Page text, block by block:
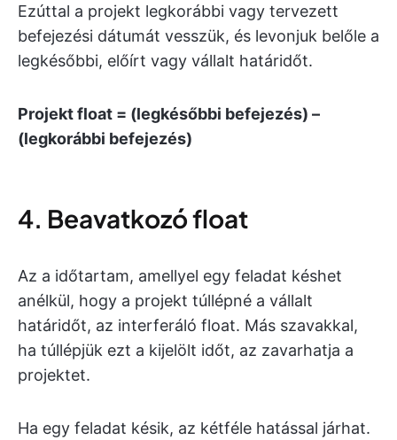
Ezúttal a projekt legkorábbi vagy tervezett
befejezési dátumát vesszük, és levonjuk belőle a
legkésőbbi, előírt vagy vállalt határidőt.
Projekt float = (legkésőbbi befejezés) –
(legkorábbi befejezés)
4. Beavatkozó float
Az a időtartam, amellyel egy feladat késhet
anélkül, hogy a projekt túllépné a vállalt
határidőt, az interferáló float. Más szavakkal,
ha túllépjük ezt a kijelölt időt, az zavarhatja a
projektet.
Ha egy feladat késik, az kétféle hatással járhat.